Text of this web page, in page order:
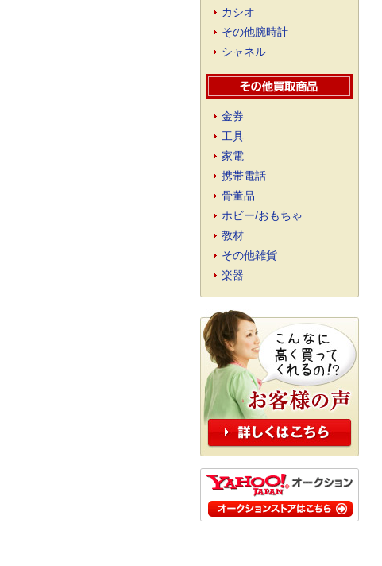
カシオ
その他腕時計
シャネル
金券
工具
家電
携帯電話
骨董品
ホビー/おもちゃ
教材
その他雑貨
楽器